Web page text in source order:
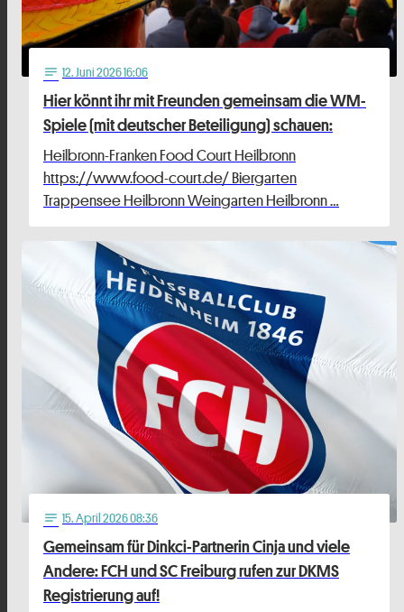
notes 12. Juni 2026 16:06
Hier könnt ihr mit Freunden gemeinsam die WM-
Spiele (mit deutscher Beteiligung) schauen:
Heilbronn-Franken Food Court Heilbronn
https://www.food-court.de/ Biergarten
Trappensee Heilbronn Weingarten Heilbronn …
notes 15. April 2026 08:36
Gemeinsam für Dinkci-Partnerin Cinja und viele
Andere: FCH und SC Freiburg rufen zur DKMS
Registrierung auf!